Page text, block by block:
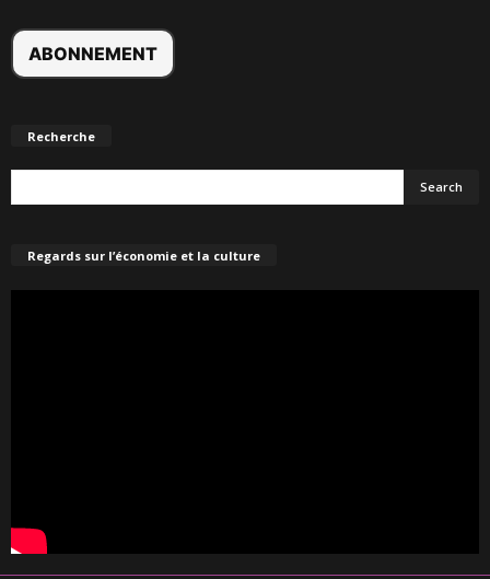
Recherche
Regards sur l’économie et la culture